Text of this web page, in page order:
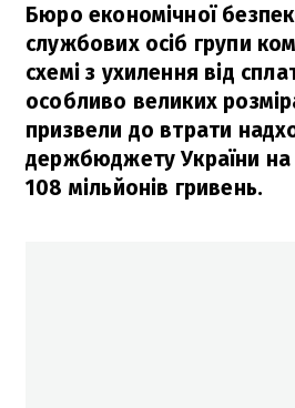
Бюро економічної
службових осіб групи
схемі з ухилення від
особливо великих
призвели до втрати
держбюджету України на
108 мільйонів гривень.